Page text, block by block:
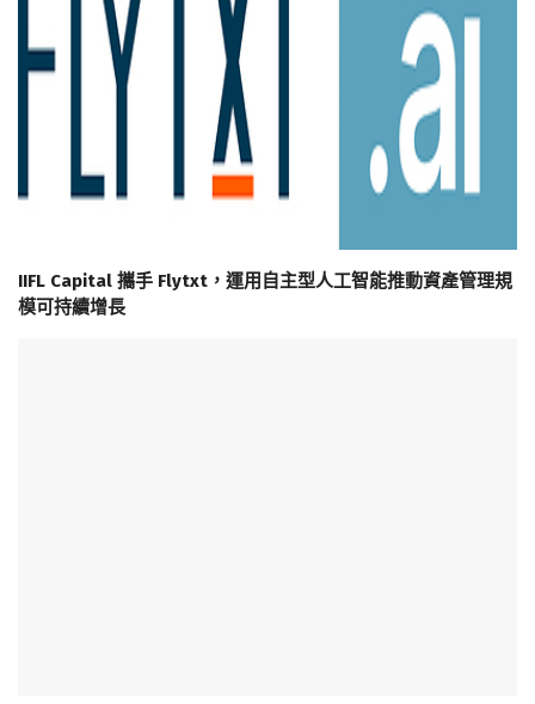
IIFL Capital 攜手 Flytxt，運用自主型人工智能推動資產管理規
模可持續增長